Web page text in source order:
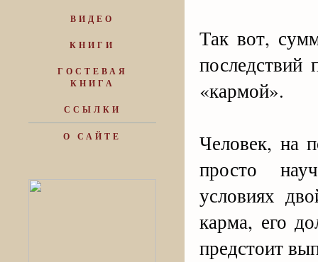
ВИДЕО
КНИГИ
ГОСТЕВАЯ
КНИГА
ССЫЛКИ
О САЙТЕ
Так вот,
последствий
«кармой».
Человек, на
просто
условиях
карма, его
предстоит